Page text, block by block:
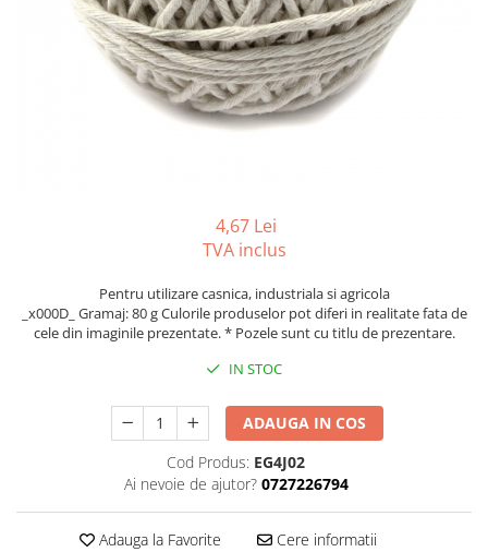
Tipizate autocopiative
personalizate
Tipizate offset
Tipizate offset personalizate
Produse si rechizite scolare
Caiete si produse din hartie
Caiete si blocuri pentru desen
Caiete incepatori Tip I, II, III
Caiete speciale
Hartie creponata
Hartie glacee
4,67 Lei
TVA inclus
Pentru utilizare casnica, industriala si agricola
_x000D_ Gramaj: 80 g Culorile produselor pot diferi in realitate fata de
cele din imaginile prezentate. * Pozele sunt cu titlu de prezentare.
IN STOC
ADAUGA IN COS
Cod Produs: EG4J02
Ai nevoie de ajutor? 0727226794
Adauga la Favorite Cere informatii